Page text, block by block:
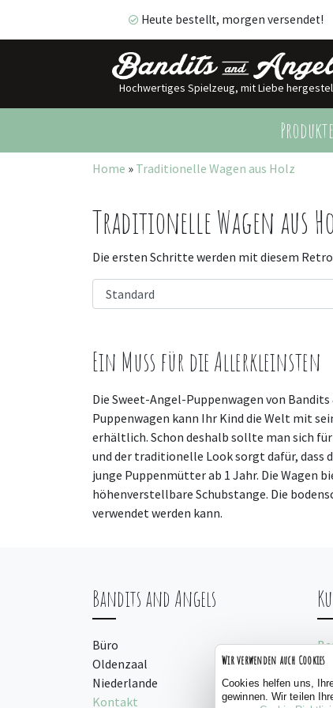
Heute bestellt, morgen versendet!
Hochwertiges Spielzeug, mit Liebe
Produkte
Heute bestellt, morgen versendet!
Home » Traditionelle Wagen aus Holz
Traditionelle Wagen aus
Die ersten Schritte werden mit diesem
Ein Muss für die Allerkleinsten
Die Sweet-Angel-Puppenwagen von
Puppenwagen kann Ihr Kind die Welt mit
erhältlich. Schon deshalb sollte man sich
und der traditionelle Look sorgt dafür, dass
junge Puppenmütter ab 1 Jahr. Die Wagen
höhenverstellbare Schubstange. Die
verwendet werden kann.
Bandits and Angels
Büro
Oldenzaal
Niederlande
Kontakt
Wir verwenden auch Cookies
Cookies helfen uns,
gewinnen. Wir teilen